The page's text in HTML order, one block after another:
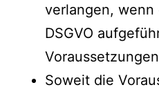
verlangen, wenn
DSGVO
Soweit die